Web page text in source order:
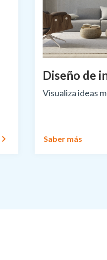
Diseño de
Visualiza ideas
Saber más